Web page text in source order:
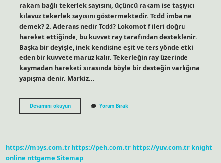
rakam bağlı tekerlek sayısını, üçüncü rakam ise taşıyıcı
kılavuz tekerlek sayısını göstermektedir. Tcdd imba ne
demek? 2. Aderans nedir Tcdd? Lokomotif ileri doğru
hareket ettiğinde, bu kuvvet ray tarafından desteklenir.
Başka bir deyişle, inek kendisine eşit ve ters yönde etki
eden bir kuvvete maruz kalır. Tekerleğin ray üzerinde
kaymadan hareketi sırasında böyle bir desteğin varlığına
yapışma denir. Markiz…
Devamını okuyunTcdd
Markiz
Yorum Bırak
https://mbys.com.tr https://peh.com.tr https://yuv.com.tr knight
online nttgame Sitemap